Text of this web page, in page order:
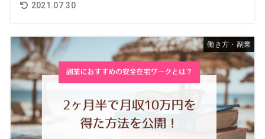
2021.07.30
働き方・副業